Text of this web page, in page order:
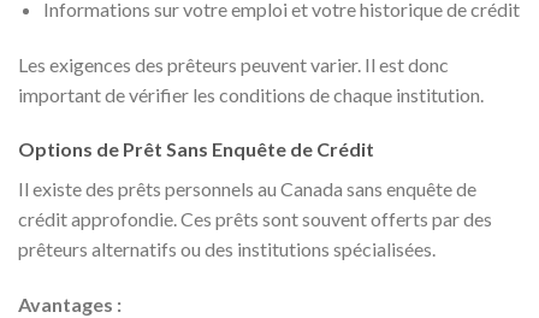
Informations sur votre emploi et votre historique de crédit
Les exigences des prêteurs peuvent varier. Il est donc
important de vérifier les conditions de chaque institution.
Options de Prêt Sans Enquête de Crédit
Il existe des prêts personnels au Canada sans enquête de
crédit approfondie. Ces prêts sont souvent offerts par des
prêteurs alternatifs ou des institutions spécialisées.
Avantages :